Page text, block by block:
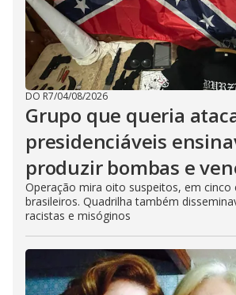
DO R7/04/08/2026
Grupo que queria
presidenciáveis
produzir bombas e
Operação mira oito suspeitos, em cinco
brasileiros. Quadrilha também
racistas e misóginos